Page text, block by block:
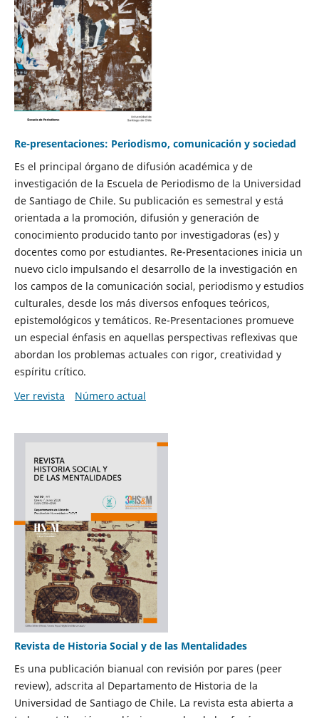
Re-presentaciones: Periodismo, comunicación y sociedad
Es el principal órgano de difusión académica y de
investigación de la Escuela de Periodismo de la Universidad
de Santiago de Chile. Su publicación es semestral y está
orientada a la promoción, difusión y generación de
conocimiento producido tanto por investigadoras (es) y
docentes como por estudiantes. Re-Presentaciones inicia un
nuevo ciclo impulsando el desarrollo de la investigación en
los campos de la comunicación social, periodismo y estudios
culturales, desde los más diversos enfoques teóricos,
epistemológicos y temáticos. Re-Presentaciones promueve
un especial énfasis en aquellas perspectivas reflexivas que
abordan los problemas actuales con rigor, creatividad y
espíritu crítico.
Ver revista
Número actual
Revista de Historia Social y de las Mentalidades
Es una publicación bianual con revisión por pares (peer
review), adscrita al Departamento de Historia de la
Universidad de Santiago de Chile. La revista esta abierta a